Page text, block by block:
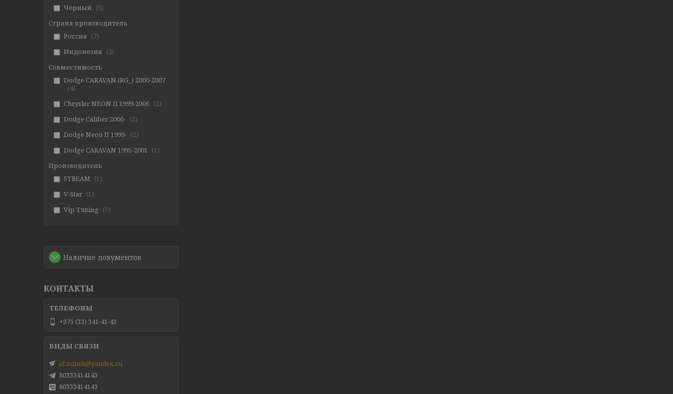
Черный
9
Страна производитель
Россия
7
Индонезия
2
Совместимость
Dodge CARAVAN (RG_) 2000-2007
4
Chrysler NEON II 1999-2006
2
Dodge Caliber 2006-
2
Dodge Neon II 1999-
2
Dodge CARAVAN 1995-2001
1
Производитель
STREAM
1
V-Star
1
Vip Tuning
7
Наличие документов
КОНТАКТЫ
+375 (33) 341-41-43
af.minsk@yandex.ru
80333414143
80333414143